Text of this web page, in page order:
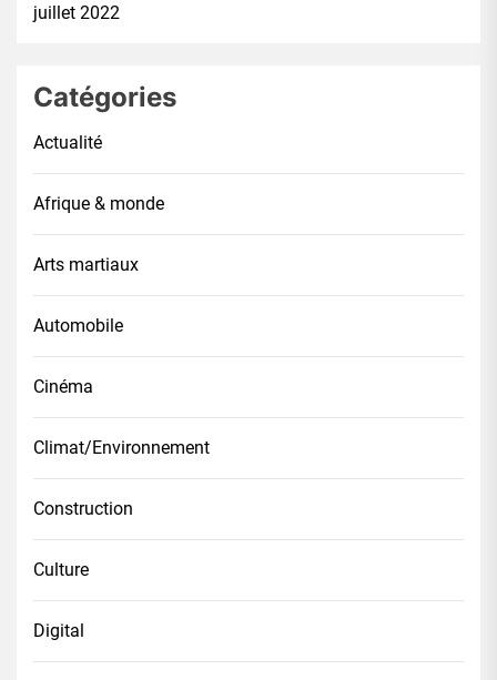
juillet 2022
Catégories
Actualité
Afrique & monde
Arts martiaux
Automobile
Cinéma
Climat/Environnement
Construction
Culture
Digital